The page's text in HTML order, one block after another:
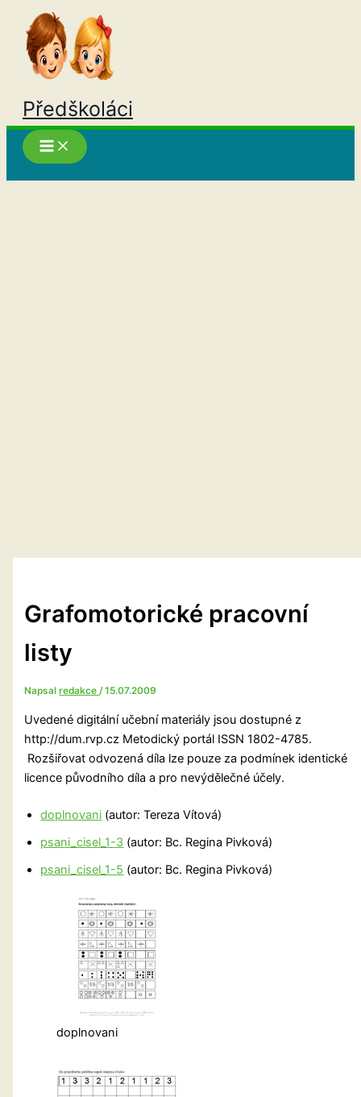
Přeskočit
obsah
Předškoláci
Grafomotorické pracovní
listy
Napsalredakce/15.07.2009
Uvedené digitální učební materiály jsou dostupné z
http://dum.rvp.cz Metodický portál ISSN 1802-4785.
Rozšiřovat odvozená díla lze pouze za podmínek identické
licence původního díla a pro nevýdělečné účely.
doplnovani (autor: Tereza Vítová)
psani_cisel_1-3 (autor: Bc. Regina Pivková)
psani_cisel_1-5 (autor: Bc. Regina Pivková)
doplnovani